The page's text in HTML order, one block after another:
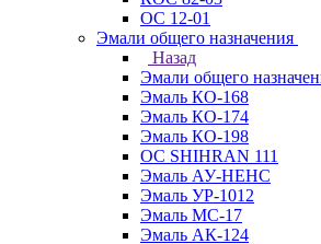
ОС 12-01
Эмали общего назначения
Назад
Эмали общего
Эмаль КО-168
Эмаль КО-174
Эмаль КО-198
ОС SHIHRAN 111
Эмаль АУ-НЕНС
Эмаль УР-1012
Эмаль МС-17
Эмаль АК-124